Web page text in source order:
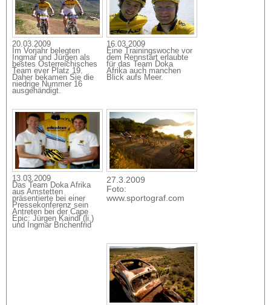
20.03.2009
Im Vorjahr belegten
Ingmar und Jürgen als
bestes Österreichisches
Team ever Platz 19.
Daher bekamen Sie die
niedrige Nummer 16
ausgehändigt.
16.03.2009
Eine Trainingswoche vor
dem Rennstart erlaubte
für das Team Doka
Afrika auch manchen
Blick aufs Meer.
13.03.2009
Das Team Doka Afrika
aus Amstetten
präsentierte bei einer
Pressekonferenz sein
Antreten bei der Cape
Epic: Jürgen Kaindl (li.)
und Ingmar Brichenfrid
27.3.2009
Foto:
www.sportograf.com